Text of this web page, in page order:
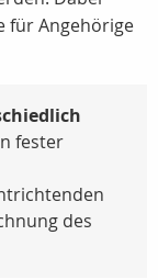
für Angehörige
fester
des